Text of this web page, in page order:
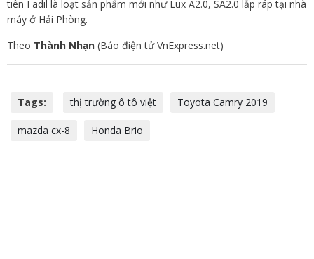
tiên Fadil là loạt sản phẩm mới như Lux A2.0, SA2.0 lắp ráp tại nhà
máy ở Hải Phòng.
Theo Thành Nhạn (Báo điện tử VnExpress.net)
Tags: thị trường ô tô việt Toyota Camry 2019
mazda cx-8 Honda Brio